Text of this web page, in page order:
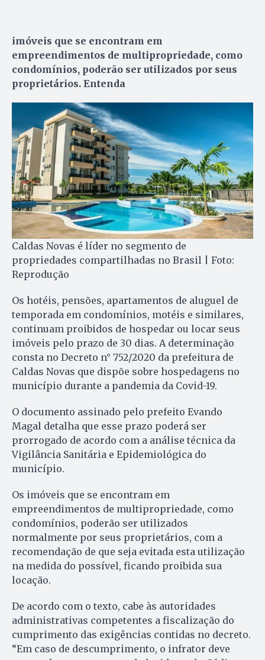
imóveis que se encontram em
empreendimentos de multipropriedade, como
condomínios, poderão ser utilizados por seus
proprietários. Entenda
Caldas Novas é líder no segmento de
propriedades compartilhadas no Brasil | Foto:
Reprodução
Os hotéis, pensões, apartamentos de aluguel de
temporada em condomínios, motéis e similares,
continuam proibidos de hospedar ou locar seus
imóveis pelo prazo de 30 dias. A determinação
consta no Decreto n° 752/2020 da prefeitura de
Caldas Novas que dispõe sobre hospedagens no
município durante a pandemia da Covid-19.
O documento assinado pelo prefeito Evando
Magal detalha que esse prazo poderá ser
prorrogado de acordo com a análise técnica da
Vigilância Sanitária e Epidemiológica do
município.
Os imóveis que se encontram em
empreendimentos de multipropriedade, como
condomínios, poderão ser utilizados
normalmente por seus proprietários, com a
recomendação de que seja evitada esta utilização
na medida do possível, ficando proibida sua
locação.
De acordo com o texto, cabe às autoridades
administrativas competentes a fiscalização do
cumprimento das exigências contidas no decreto.
“Em caso de descumprimento, o infrator deve